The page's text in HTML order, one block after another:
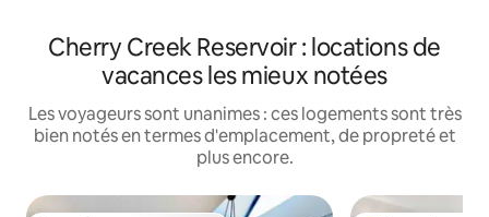
Cherry Creek Reservoir : locations de
vacances les mieux notées
Les voyageurs sont unanimes : ces logements sont très
bien notés en termes d'emplacement, de propreté et
plus encore.